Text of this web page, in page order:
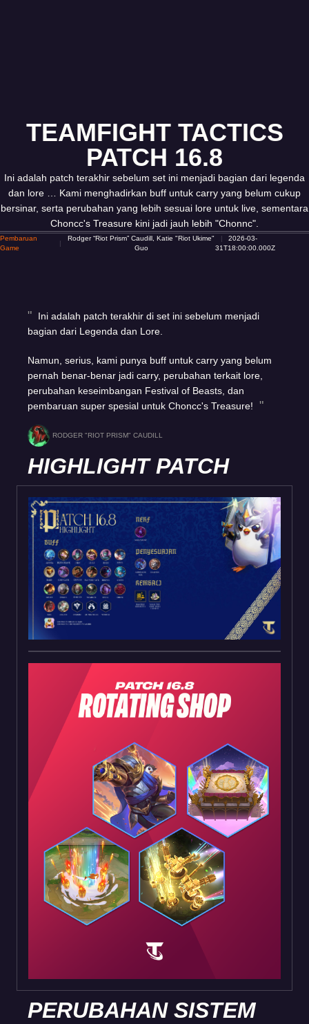
TEAMFIGHT TACTICS
PATCH 16.8
Ini adalah patch terakhir sebelum set ini menjadi bagian dari legenda
dan lore … Kami menghadirkan buff untuk carry yang belum cukup
bersinar, serta perubahan yang lebih sesuai lore untuk live, sementara
Choncc's Treasure kini jadi jauh lebih "Chonnc".
Pembaruan
Game
Rodger “Riot Prism” Caudill, Katie "Riot Ukime"
Guo
2026-03-
31T18:00:00.000Z
Ini adalah patch terakhir di set ini sebelum menjadi
bagian dari Legenda dan Lore.
Namun, serius, kami punya buff untuk carry yang belum
pernah benar-benar jadi carry, perubahan terkait lore,
perubahan keseimbangan Festival of Beasts, dan
pembaruan super spesial untuk Choncc's Treasure!
RODGER "RIOT PRISM" CAUDILL
HIGHLIGHT PATCH
PERUBAHAN SISTEM